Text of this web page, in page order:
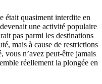
était quasiment interdite en
une activité populaire
pas parmi les destinations
mais à cause de restrictions
vous n’avez peut-être jamais
réellement la plongée en